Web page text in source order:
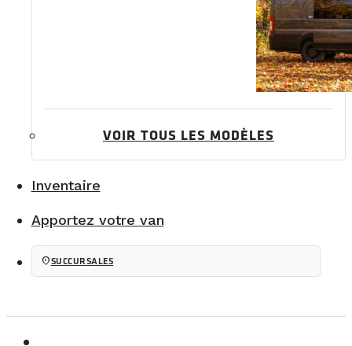
VOIR TOUS LES MODÈLES
Inventaire
Apportez votre van
location_onSUCCURSALES